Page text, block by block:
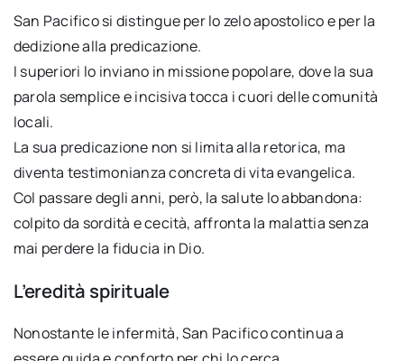
San Pacifico si distingue per lo zelo apostolico e per la
dedizione alla predicazione.
I superiori lo inviano in missione popolare, dove la sua
parola semplice e incisiva tocca i cuori delle comunità
locali.
La sua predicazione non si limita alla retorica, ma
diventa testimonianza concreta di vita evangelica.
Col passare degli anni, però, la salute lo abbandona:
colpito da sordità e cecità, affronta la malattia senza
mai perdere la fiducia in Dio.
L’eredità spirituale
Nonostante le infermità, San Pacifico continua a